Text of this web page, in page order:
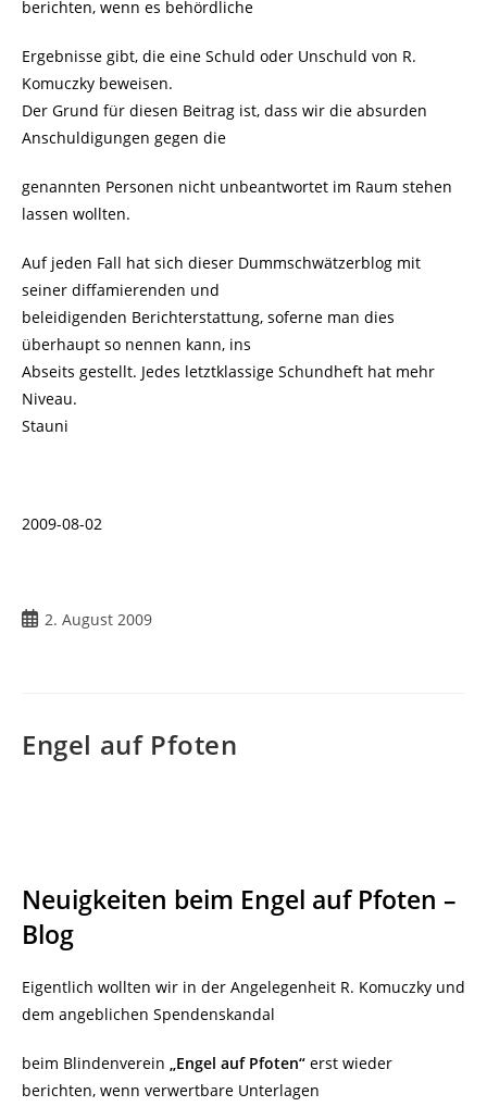
berichten, wenn es behördliche
Ergebnisse gibt, die eine Schuld oder Unschuld von R.
Komuczky beweisen.
Der Grund für diesen Beitrag ist, dass wir die absurden
Anschuldigungen gegen die
genannten Personen nicht unbeantwortet im Raum stehen
lassen wollten.
Auf jeden Fall hat sich dieser Dummschwätzerblog mit
seiner diffamierenden und
beleidigenden Berichterstattung, soferne man dies
überhaupt so nennen kann, ins
Abseits gestellt. Jedes letztklassige Schundheft hat mehr
Niveau.
Stauni
2009-08-02
Beitrag2. August 2009
Engel auf Pfoten
Neuigkeiten beim Engel auf Pfoten –
Blog
Eigentlich wollten wir in der Angelegenheit R. Komuczky und
dem angeblichen Spendenskandal
beim Blindenverein „Engel auf Pfoten“ erst wieder
berichten, wenn verwertbare Unterlagen